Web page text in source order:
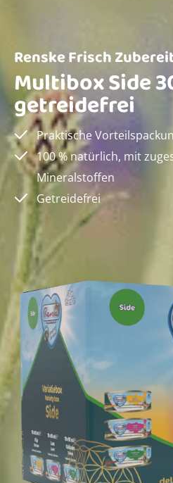
Renske Frisch
Multibox Side
getreidefrei
Praktische
100 % natürlich, mit
Mineralstoffen
Getreidefrei